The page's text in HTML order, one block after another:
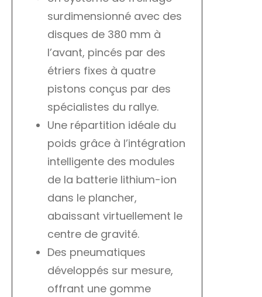
surdimensionné avec des
disques de 380 mm à
l’avant, pincés par des
étriers fixes à quatre
pistons conçus par des
spécialistes du rallye.
Une répartition idéale du
poids grâce à l’intégration
intelligente des modules
de la batterie lithium-ion
dans le plancher,
abaissant virtuellement le
centre de gravité.
Des pneumatiques
développés sur mesure,
offrant une gomme